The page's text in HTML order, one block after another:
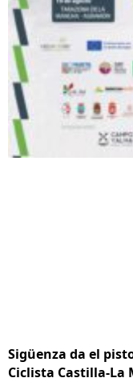
Sigüenza da el
Ciclista Castilla-La